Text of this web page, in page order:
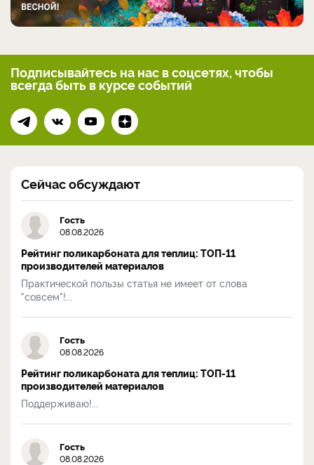
Подписывайтесь на нас в соцсетях, чтобы
всегдабыть в курсе событий
Сейчас обсуждают
Гость
08.08.2026
Рейтинг поликарбоната для теплиц: ТОП-11
производителей материалов
Практической пользы статья не имеет от слова
"совсем"!...
Гость
08.08.2026
Рейтинг поликарбоната для теплиц: ТОП-11
производителей материалов
Поддерживаю!...
Гость
08.08.2026